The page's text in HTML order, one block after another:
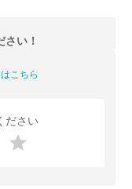
い！
こちら
ださい